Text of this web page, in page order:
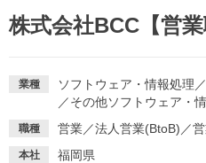
株式会社BCC【営業
業種 ソフトウェア・情報処理 ／
／その他ソフトウェア・
職種 営業／法人営業(BtoB) ／
本社 福岡県